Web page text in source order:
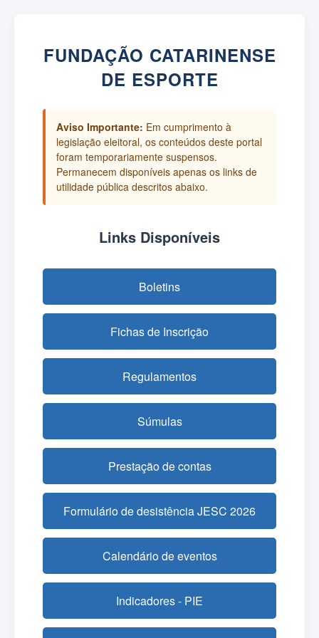
FUNDAÇÃO CATARINENSE
DE ESPORTE
Aviso Importante: Em cumprimento à
legislação eleitoral, os conteúdos deste portal
foram temporariamente suspensos.
Permanecem disponíveis apenas os links de
utilidade pública descritos abaixo.
Links Disponíveis
Boletins
Fichas de Inscrição
Regulamentos
Súmulas
Prestação de contas
Formulário de desistência JESC 2026
Calendário de eventos
Indicadores - PIE